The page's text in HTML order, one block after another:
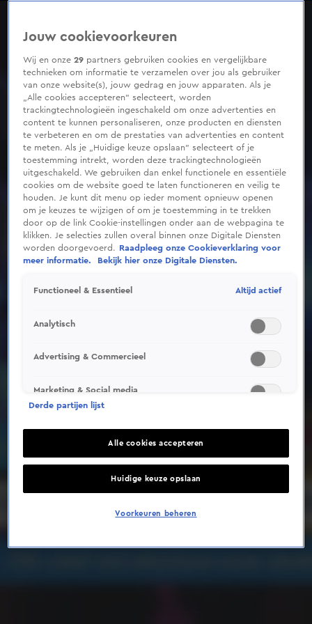
seconds
Deze video is niet beschikbaar op je huidige locatie
Jouw cookievoorkeuren
Wij en onze29 partners gebruiken cookies en vergelijkbare
technieken om informatie te verzamelen over jou als gebruiker
van onze website(s), jouw gedrag en jouw apparaten. Als je
„Alle cookies accepteren” selecteert, worden
trackingtechnologieën ingeschakeld om onze advertenties en
content te kunnen personaliseren, onze producten en diensten
te verbeteren en om de prestaties van advertenties en content
te meten. Als je „Huidige keuze opslaan” selecteert of je
toestemming intrekt, worden deze trackingtechnologieën
uitgeschakeld. We gebruiken dan enkel functionele en essentiële
cookies om de website goed te laten functioneren en veilig te
houden. Je kunt dit menu op ieder moment opnieuw openen
om je keuzes te wijzigen of om je toestemming in te trekken
door op de link Cookie-instellingen onder aan de webpagina te
klikken. Je selecties zullen overal binnen onze Digitale Diensten
worden doorgevoerd.
Raadpleeg onze Cookieverklaring voor
meer informatie.
Bekijk hier onze Digitale Diensten.
Functioneel & Essentieel Altijd actief
Analytisch
Advertising & Commercieel
Marketing & Social media
Derde partijen lijst
Alle cookies accepteren
Huidige keuze opslaan
Voorkeuren beheren